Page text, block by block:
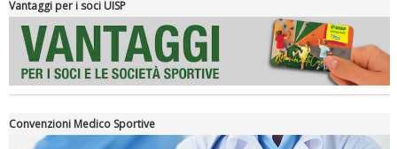
Vantaggi per i soci UISP
Convenzioni Medico Sportive